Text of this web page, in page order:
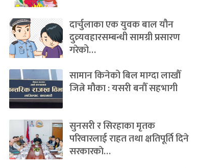
दार्चुलाका एक युवक बाल यौन
दुव्र्यवहारसम्बन्धी सामग्री प्रसारण
गरेको…
सामान किनेको बिल माग्दा लाखौँ
जित्ने मौका : यसरी बनौँ सहभागी
सुनसरी र सिरहाका मृतक
परिवारलाई राहत तथा क्षतिपूर्ति दिने
सरकारकाे…